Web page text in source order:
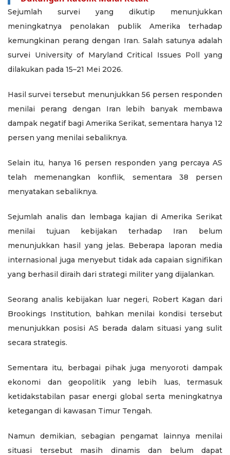
Sejumlah survei yang dikutip menunjukkan
meningkatnya penolakan publik Amerika terhadap
kemungkinan perang dengan Iran. Salah satunya adalah
survei University of Maryland Critical Issues Poll yang
dilakukan pada 15–21 Mei 2026.
Hasil survei tersebut menunjukkan 56 persen responden
menilai perang dengan Iran lebih banyak membawa
dampak negatif bagi Amerika Serikat, sementara hanya 12
persen yang menilai sebaliknya.
Selain itu, hanya 16 persen responden yang percaya AS
telah memenangkan konflik, sementara 38 persen
menyatakan sebaliknya.
Sejumlah analis dan lembaga kajian di Amerika Serikat
menilai tujuan kebijakan terhadap Iran belum
menunjukkan hasil yang jelas. Beberapa laporan media
internasional juga menyebut tidak ada capaian signifikan
yang berhasil diraih dari strategi militer yang dijalankan.
Seorang analis kebijakan luar negeri, Robert Kagan dari
Brookings Institution, bahkan menilai kondisi tersebut
menunjukkan posisi AS berada dalam situasi yang sulit
secara strategis.
Sementara itu, berbagai pihak juga menyoroti dampak
ekonomi dan geopolitik yang lebih luas, termasuk
ketidakstabilan pasar energi global serta meningkatnya
ketegangan di kawasan Timur Tengah.
Namun demikian, sebagian pengamat lainnya menilai
situasi tersebut masih dinamis dan belum dapat